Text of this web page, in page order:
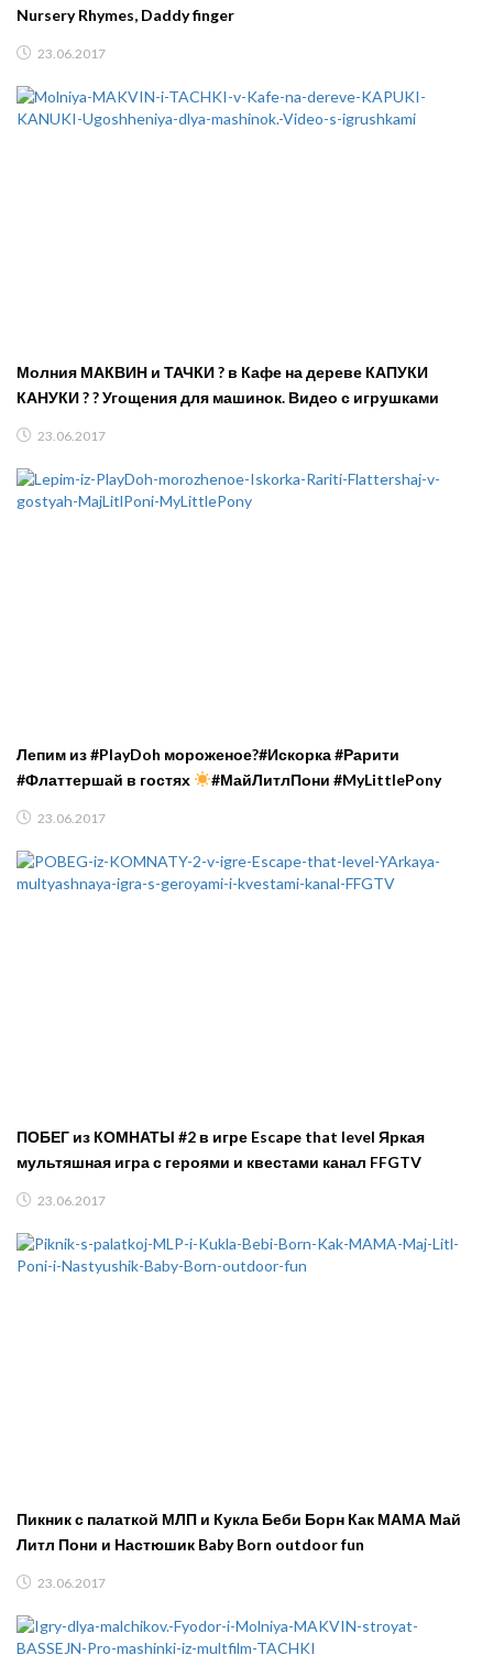
Nursery Rhymes, Daddy finger
23.06.2017
Молния МАКВИН и ТАЧКИ ? в Кафе на дереве КАПУКИ
КАНУКИ ? ? Угощения для машинок. Видео с игрушками
23.06.2017
Лепим из #PlayDoh мороженое?#Искорка #Рарити
#Флаттершай в гостях
#МайЛитлПони #MyLittlePony
23.06.2017
ПОБЕГ из КОМНАТЫ #2 в игре Escape that level Яркая
мультяшная игра с героями и квестами канал FFGTV
23.06.2017
Пикник с палаткой МЛП и Кукла Беби Борн Как МАМА Май
Литл Пони и Настюшик Baby Born outdoor fun
23.06.2017